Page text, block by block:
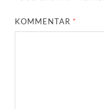
KOMMENTAR *